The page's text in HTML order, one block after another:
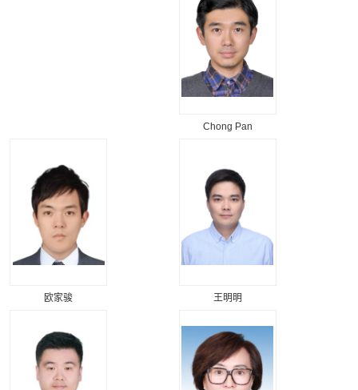
Chong Pan
欧家骏 王明明